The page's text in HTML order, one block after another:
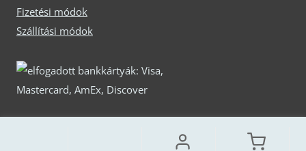
Fizetési módok
Szállítási módok